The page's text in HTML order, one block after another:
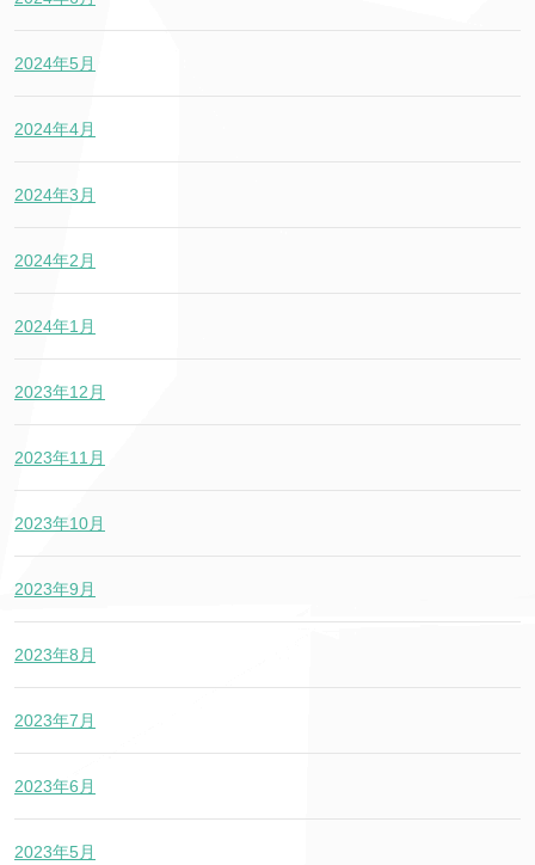
2024年5月
2024年4月
2024年3月
2024年2月
2024年1月
2023年12月
2023年11月
2023年10月
2023年9月
2023年8月
2023年7月
2023年6月
2023年5月